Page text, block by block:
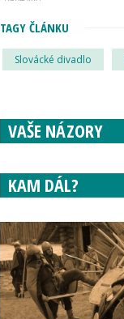
TAGY ČLÁNKU
Slovácké divadlo
VAŠE NÁZORY
KAM DÁL?